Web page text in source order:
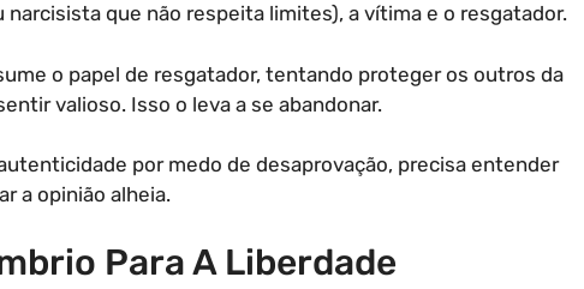
que não respeita limites), a vítima e o resgatador.
o papel de resgatador, tentando proteger os outros da
valioso. Isso o leva a se abandonar.
por medo de desaprovação, precisa entender
a opinião alheia.
Para A Liberdade